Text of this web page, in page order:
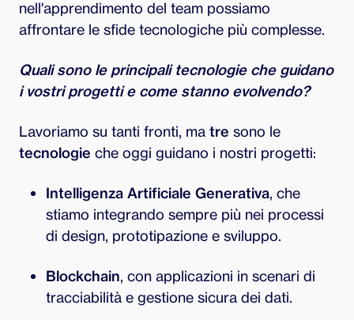
nell'apprendimento del team possiamo
affrontare le sfide tecnologiche più complesse.
Quali sono le principali tecnologie che guidano
i vostri progetti e come stanno evolvendo?
Lavoriamo su tanti fronti, ma tre sono le
tecnologie che oggi guidano i nostri progetti:
Intelligenza Artificiale Generativa, che
stiamo integrando sempre più nei processi
di design, prototipazione e sviluppo.
Blockchain, con applicazioni in scenari di
tracciabilità e gestione sicura dei dati.